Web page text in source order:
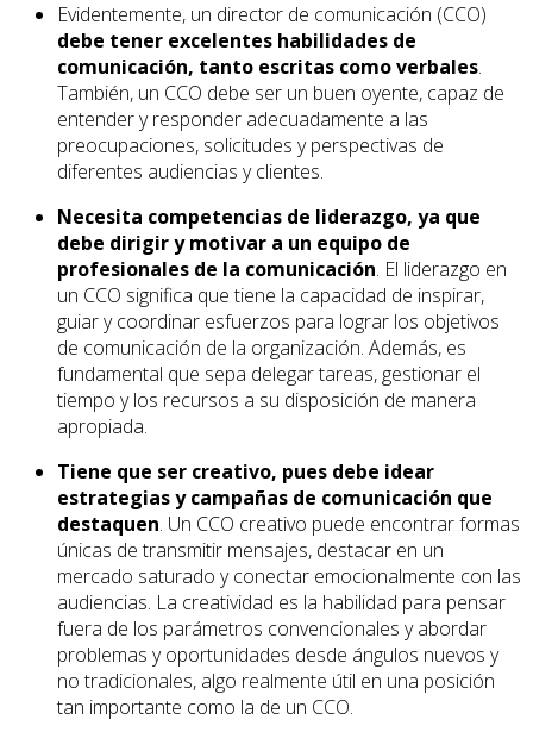
Evidentemente, un director de comunicación (CCO)
debe tener excelentes habilidades de
comunicación, tanto escritas como verbales.
También, un CCO debe ser un buen oyente, capaz de
entender y responder adecuadamente a las
preocupaciones, solicitudes y perspectivas de
diferentes audiencias y clientes.
Necesita competencias de liderazgo, ya que
debe dirigir y motivar a un equipo de
profesionales de la comunicación. El liderazgo en
un CCO significa que tiene la capacidad de inspirar,
guiar y coordinar esfuerzos para lograr los objetivos
de comunicación de la organización. Además, es
fundamental que sepa delegar tareas, gestionar el
tiempo y los recursos a su disposición de manera
apropiada.
Tiene que ser creativo, pues debe idear
estrategias y campañas de comunicación que
destaquen. Un CCO creativo puede encontrar formas
únicas de transmitir mensajes, destacar en un
mercado saturado y conectar emocionalmente con las
audiencias. La creatividad es la habilidad para pensar
fuera de los parámetros convencionales y abordar
problemas y oportunidades desde ángulos nuevos y
no tradicionales, algo realmente útil en una posición
tan importante como la de un CCO.